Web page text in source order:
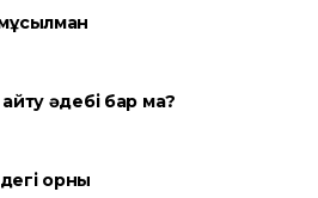
әдебі бар ма?
орны